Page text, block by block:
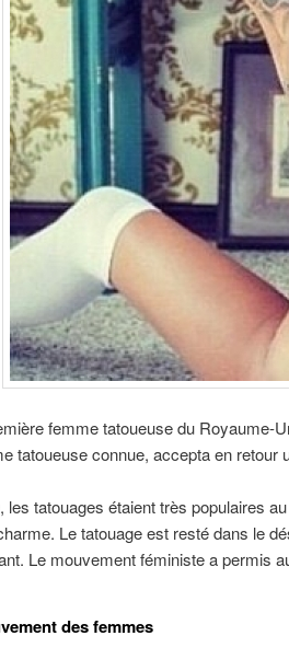
femme tatoueuse du Royaume-
tatoueuse connue, accepta en
les tatouages étaient très populaires
Le tatouage est resté dans le
Le mouvement féministe a permis
des femmes